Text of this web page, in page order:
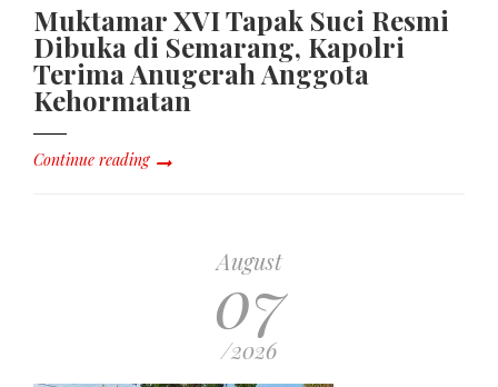
Muktamar XVI Tapak Suci Resmi
Dibuka di Semarang, Kapolri
Terima Anugerah Anggota
Kehormatan
Continue reading
August
07
/2026